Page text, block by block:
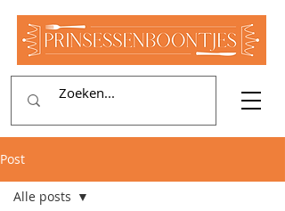
Post
Alle posts